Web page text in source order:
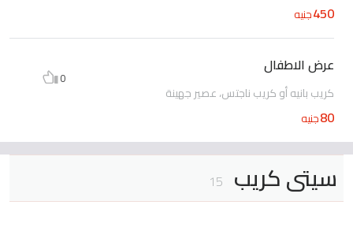
450جنيه
عرض الاطفال
كريب بانيه أو كريب ناجتس، عصير جهينة
80جنيه
0
سيتى كريب 15